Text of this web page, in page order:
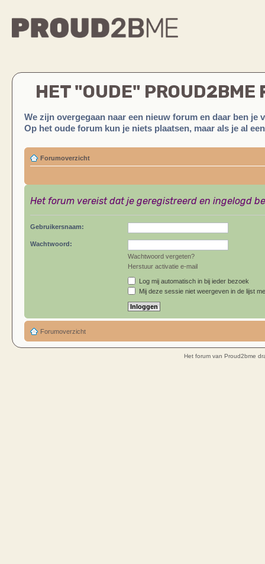
HET "OUDE" PROUD2BME
We zijn overgegaan naar een nieuw forum en daar ben je
Op het oude forum kun je niets plaatsen, maar als je al
Forumoverzicht
Het forum vereist dat je geregistreerd en ingelogd
Gebruikersnaam:
Wachtwoord:
Wachtwoord vergeten?
Herstuur activatie e-mail
Log mij automatisch in bij ieder bezoek
Mij deze sessie niet weergeven in de lijst
Forumoverzicht
Het forum van Proud2bme